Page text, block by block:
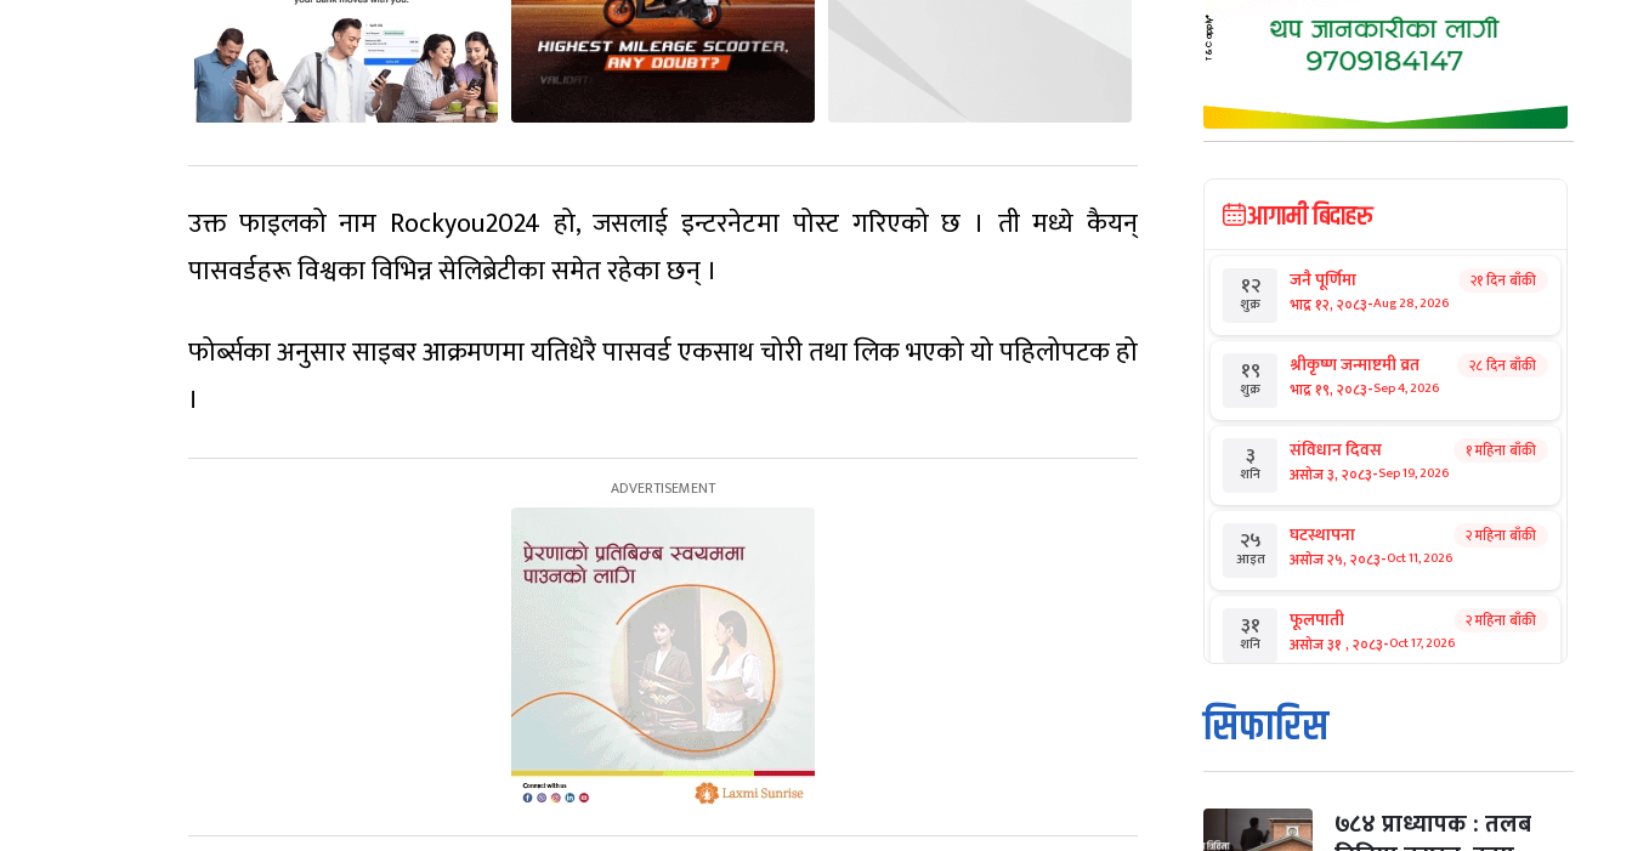
उक्त फाइलको नाम Rockyou2024 हो, जसलाई इन्टरनेटमा पोस्ट गरिएको छ । ती मध्ये कैयन्
पासवर्डहरू विश्वका विभिन्न सेलिब्रेटीका समेत रहेका छन् ।
फोर्ब्सका अनुसार साइबर आक्रमणमा यतिधेरै पासवर्ड एकसाथ चोरी तथा लिक भएको यो पहिलोपटक हो
।
आगामी बिदाहरु
१२
शुक्र
जनै पूर्णिमा
भाद्र १२, २०८३-Aug 28, 2026
२१ दिन बाँकी
१९
शुक्र
श्रीकृष्ण जन्माष्टमी व्रत
भाद्र १९, २०८३-Sep 4, 2026
२८ दिन बाँकी
३
शनि
संविधान दिवस
असोज ३, २०८३-Sep 19, 2026
१ महिना बाँकी
२५
आइत
घटस्थापना
असोज २५, २०८३-Oct 11, 2026
२ महिना बाँकी
३१
शनि
फूलपाती
असोज ३१ , २०८३-Oct 17, 2026
२ महिना बाँकी
१
आइत
कार्तिक सङ्क्रान्ति
कार्तिक १, २०८३
मंगल कार्तिक ३, २०८३ -Oct 20, 2026
सिफारिस
७८४ प्राध्यापक : तलब